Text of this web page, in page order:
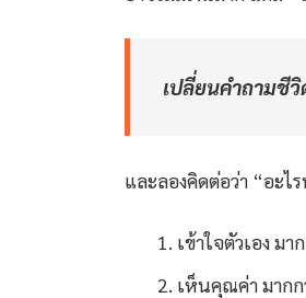
เปลี่ยนคำถามชีวิ
และลองคิดต่อว่า “อะไ
เข้าใจตัวเอง ม
เห็นคุณค่า มากก